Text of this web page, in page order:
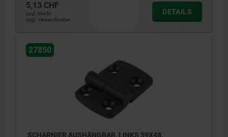
5,13 CHF
zzgl. MwSt.
zzgl. Versandkosten
DETAILS
27850
SCHARNIER AUSHÄNGBAR, LINKS 59X48,